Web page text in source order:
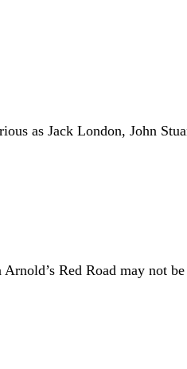
as Jack London, John
Red Road may not